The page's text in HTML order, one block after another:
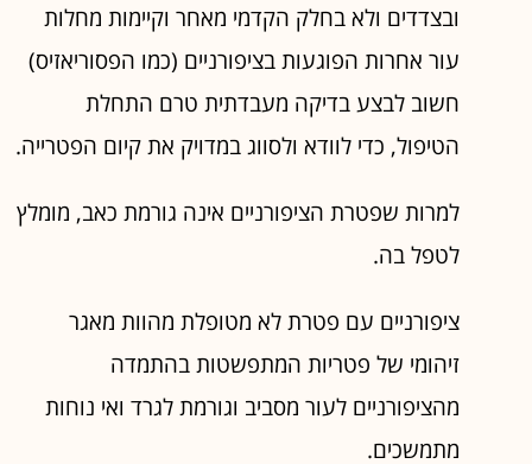
ובצדדים ולא בחלק הקדמי מאחר וקיימות מחלות
עור אחרות הפוגעות בציפורניים (כמו הפסוריאזיס)
חשוב לבצע בדיקה מעבדתית טרם התחלת
הטיפול, כדי לוודא ולסווג במדויק את קיום הפטרייה.
למרות שפטרת הציפורניים אינה גורמת כאב, מומלץ
לטפל בה.
ציפורניים עם פטרת לא מטופלת מהוות מאגר
זיהומי של פטריות המתפשטות בהתמדה
מהציפורניים לעור מסביב וגורמת לגרד ואי נוחות
מתמשכים.